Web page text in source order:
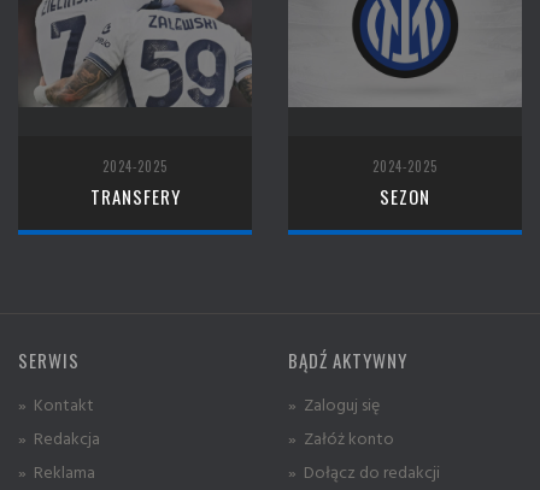
2024-2025
TRANSFERY
2024-2025
SEZON
SERWIS
» Kontakt
» Redakcja
» Reklama
BĄDŹ AKTYWNY
» Zaloguj się
» Załóż konto
» Dołącz do redakcji